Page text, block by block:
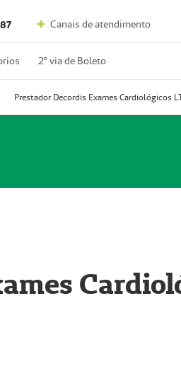
Canais de atendimento
2º via de Boleto